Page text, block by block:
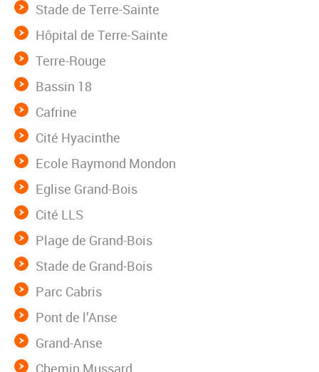
Stade de Terre-Sainte
Hôpital de Terre-Sainte
Terre-Rouge
Bassin 18
Cafrine
Cité Hyacinthe
Ecole Raymond Mondon
Eglise Grand-Bois
Cité LLS
Plage de Grand-Bois
Stade de Grand-Bois
Parc Cabris
Pont de l’Anse
Grand-Anse
Chemin Mussard